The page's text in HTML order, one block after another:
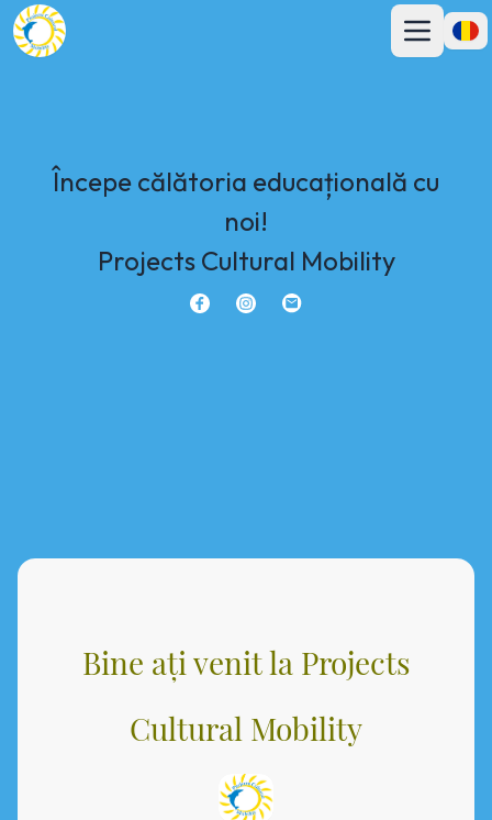
Deschideți
Începe călătoria educațională cu
noi!
Projects Cultural Mobility
Bine ați venit la Projects
Cultural Mobility